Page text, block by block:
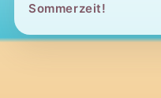
Sommerzeit!